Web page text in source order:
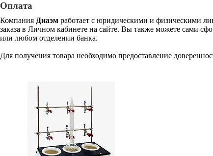
Оплата
Компания Диаэм работает с юридическими и физическими
заказа в Личном кабинете на сайте. Вы также можете сами
или любом отделении банка.
Для получения товара необходимо предоставление